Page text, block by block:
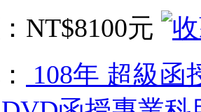
NT$8100元
108年 超級函